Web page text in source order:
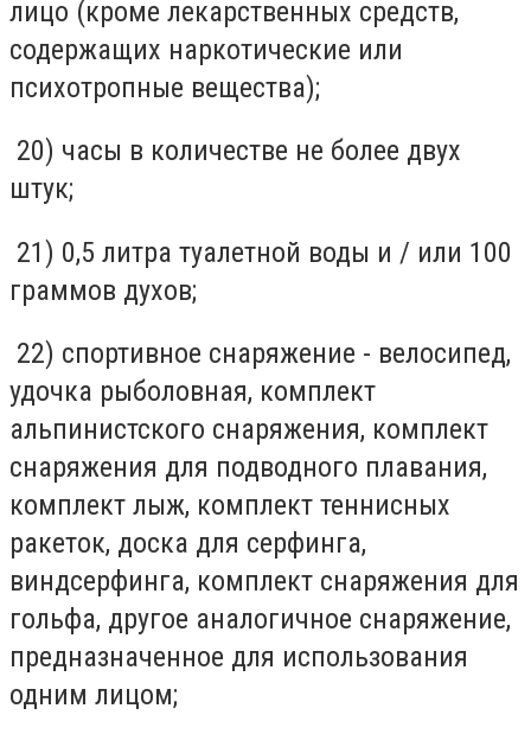
лицо (кроме лекарственных средств,
содержащих наркотические или
психотропные вещества);
20) часы в количестве не более двух
штук;
21) 0,5 литра туалетной воды и / или 100
граммов духов;
22) спортивное снаряжение - велосипед,
удочка рыболовная, комплект
альпинистского снаряжения, комплект
снаряжения для подводного плавания,
комплект лыж, комплект теннисных
ракеток, доска для серфинга,
виндсерфинга, комплект снаряжения для
гольфа, другое аналогичное снаряжение,
предназначенное для использования
одним лицом;